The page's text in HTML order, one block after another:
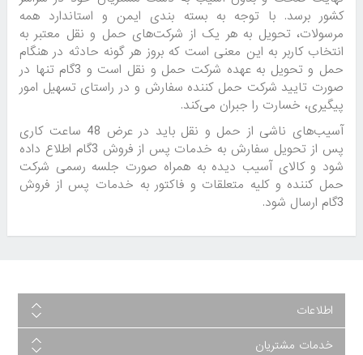
کشور برسد. با توجه به بسته بندی ایمن و استاندارد همه
مرسولات، تحویل به هر یک از شرکت‌‏های حمل و نقل معتبر به
انتخاب کاربر به این معنی است که بروز هر گونه حادثه در هنگام
حمل و تحویل به عهده شرکت حمل و نقل است و 3گام تنها در
صورت تایید شرکت حمل کننده سفارش و در راستای تسهیل امور
پیگیری، خسارت را جبران می‌‏کند.
آسیب‏‌های ناشی از حمل و نقل باید در عرض 48 ساعت کاری
پس از تحویل سفارش به خدمات پس از فروش 3گام اطلاع داده
شود و کالای آسیب دیده به همراه صورت جلسه رسمی شرکت
حمل کننده و کلیه متعلقات و فاکتور به خدمات پس از فروش
3گام ارسال شود.
اطلاعات
خدمات مشتریان